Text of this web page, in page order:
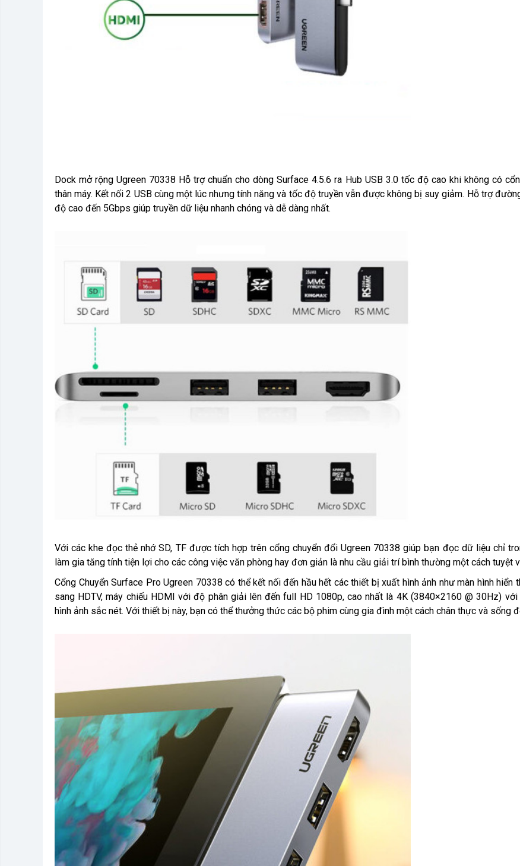
Dock mở rộng Ugreen 70338 Hỗ trợ chuẩn cho dòng Surface 4.5.6 ra Hub USB 3.0 tốc độ cao khi không có
thân máy. Kết nối 2 USB cùng một lúc nhưng tính năng và tốc độ truyền vẫn được không bị suy giảm. Hỗ trợ
độ cao đến 5Gbps giúp truyền dữ liệu nhanh chóng và dễ dàng nhất.
Với các khe đọc thẻ nhớ SD, TF được tích hợp trên cổng chuyển đổi Ugreen 70338 giúp bạn đọc dữ liệu chỉ
làm gia tăng tính tiện lợi cho các công việc văn phòng hay đơn giản là nhu cầu giải trí bình thường một cách tuyệt
Cổng Chuyển Surface Pro Ugreen 70338 có thể kết nối đến hầu hết các thiết bị xuất hình ảnh như màn hình hiển
sang HDTV, máy chiếu HDMI với độ phân giải lên đến full HD 1080p, cao nhất là 4K (3840×2160 @ 30Hz)
hình ảnh sắc nét. Với thiết bị này, bạn có thể thưởng thức các bộ phim cùng gia đình một cách chân thực và sống